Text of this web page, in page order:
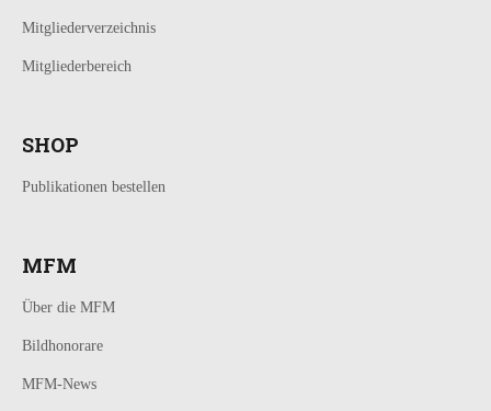
Mitgliederverzeichnis
Mitgliederbereich
SHOP
Publikationen bestellen
MFM
Über die MFM
Bildhonorare
MFM-News